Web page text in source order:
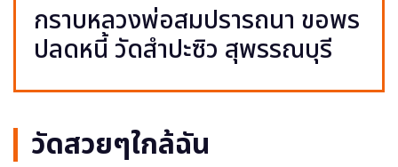
กราบหลวงพ่อสมปรารถนา ขอพร
ปลดหนี้ วัดสำปะซิว สุพรรณบุรี
วัดสวยๆใกล้ฉัน